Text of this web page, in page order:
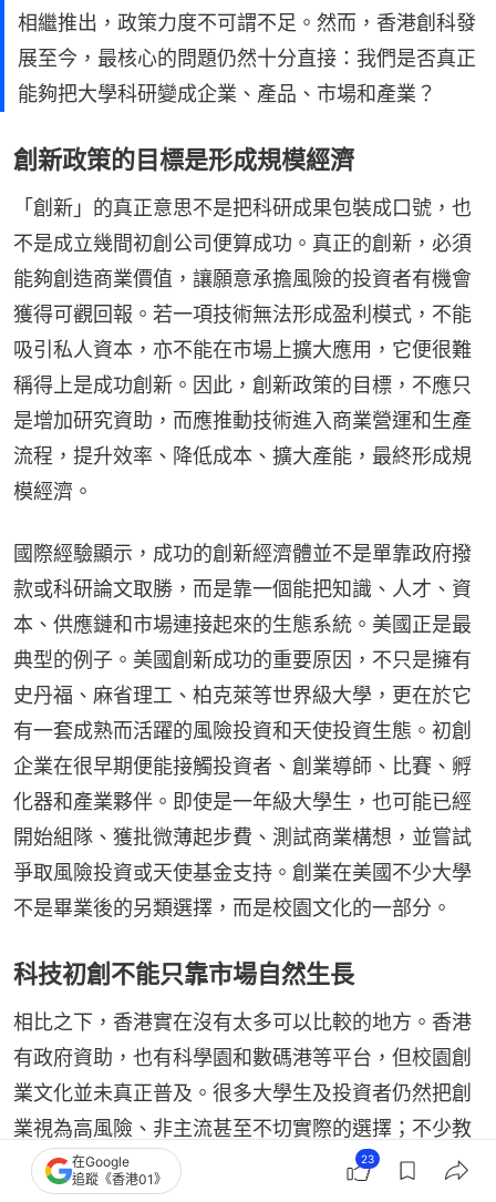
相繼推出，政策力度不可謂不足。然而，香港創科發
展至今，最核心的問題仍然十分直接：我們是否真正
能夠把大學科研變成企業、產品、市場和產業？
創新政策的目標是形成規模經濟
「創新」的真正意思不是把科研成果包裝成口號，也
不是成立幾間初創公司便算成功。真正的創新，必須
能夠創造商業價值，讓願意承擔風險的投資者有機會
獲得可觀回報。若一項技術無法形成盈利模式，不能
吸引私人資本，亦不能在市場上擴大應用，它便很難
稱得上是成功創新。因此，創新政策的目標，不應只
是增加研究資助，而應推動技術進入商業營運和生產
流程，提升效率、降低成本、擴大產能，最終形成規
模經濟。
國際經驗顯示，成功的創新經濟體並不是單靠政府撥
款或科研論文取勝，而是靠一個能把知識、人才、資
本、供應鏈和市場連接起來的生態系統。美國正是最
典型的例子。美國創新成功的重要原因，不只是擁有
史丹福、麻省理工、柏克萊等世界級大學，更在於它
有一套成熟而活躍的風險投資和天使投資生態。初創
企業在很早期便能接觸投資者、創業導師、比賽、孵
化器和產業夥伴。即使是一年級大學生，也可能已經
開始組隊、獲批微薄起步費、測試商業構想，並嘗試
爭取風險投資或天使基金支持。創業在美國不少大學
不是畢業後的另類選擇，而是校園文化的一部分。
科技初創不能只靠市場自然生長
相比之下，香港實在沒有太多可以比較的地方。香港
有政府資助，也有科學園和數碼港等平台，但校園創
業文化並未真正普及。很多大學生及投資者仍然把創
業視為高風險、非主流甚至不切實際的選擇；不少教
授和研究人員亦更重視論文、評審和研究資助，而不
在Google
追蹤《香港01》
23